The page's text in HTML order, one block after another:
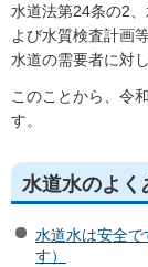
水道法第24条の2
よび水質検査計画
水道の需要者に対
このことから、令
す。
水道水のよく
水道水は安全で
す）